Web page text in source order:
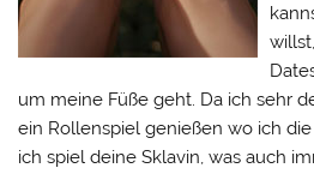
um meine Füße geht. Da ich sehr
ein Rollenspiel genießen wo ich
ich spiel deine Sklavin, was auch